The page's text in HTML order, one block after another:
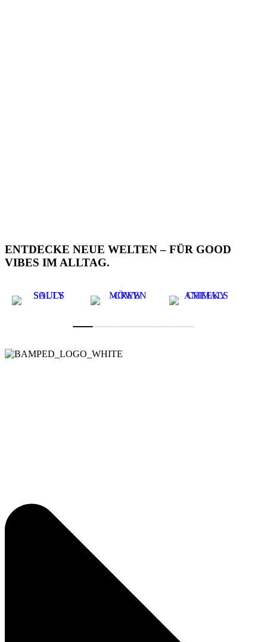
ENTDECKE NEUE WELTEN – FÜR GOOD
VIBES IM ALLTAG.